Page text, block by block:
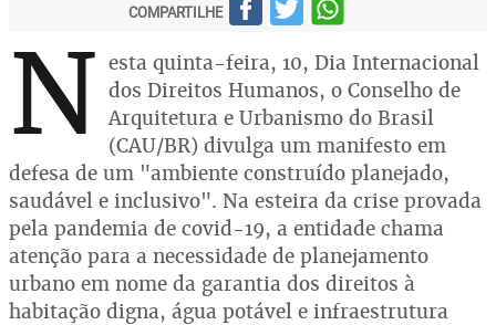
COMPARTILHE
N esta quinta-feira, 10, Dia Internacional
dos Direitos Humanos, o Conselho de
Arquitetura e Urbanismo do Brasil
(CAU/BR) divulga um manifesto em
defesa de um "ambiente construído planejado,
saudável e inclusivo". Na esteira da crise provada
pela pandemia de covid-19, a entidade chama
atenção para a necessidade de planejamento
urbano em nome da garantia dos direitos à
habitação digna, água potável e infraestrutura